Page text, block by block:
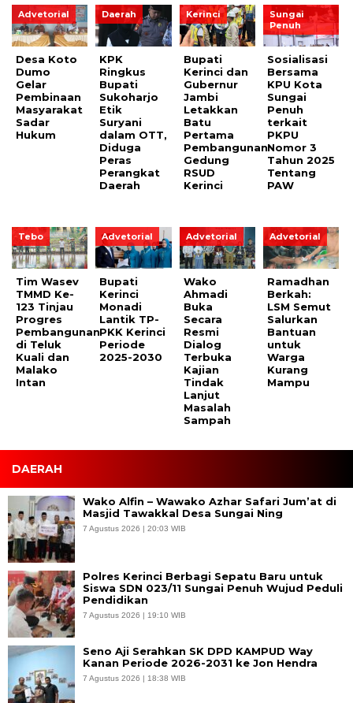
Advetorial
Desa Koto
Dumo
Gelar
Pembinaan
Masyarakat
Sadar
Hukum
Daerah
KPK
Ringkus
Bupati
Sukoharjo
Etik
Suryani
dalam OTT,
Diduga
Peras
Perangkat
Daerah
Kerinci
Bupati
Kerinci dan
Gubernur
Jambi
Letakkan
Batu
Pertama
Pembangunan
Gedung
RSUD
Kerinci
Sungai
Penuh
Sosialisasi
Bersama
KPU Kota
Sungai
Penuh
terkait
PKPU
Nomor 3
Tahun 2025
Tentang
PAW
Tebo
Tim Wasev
TMMD Ke-
123 Tinjau
Progres
Pembangunan
di Teluk
Kuali dan
Malako
Intan
Advetorial
Bupati
Kerinci
Monadi
Lantik TP-
PKK Kerinci
Periode
2025-2030
Advetorial
Wako
Ahmadi
Buka
Secara
Resmi
Dialog
Terbuka
Kajian
Tindak
Lanjut
Masalah
Sampah
Advetorial
Ramadhan
Berkah:
LSM Semut
Salurkan
Bantuan
untuk
Warga
Kurang
Mampu
DAERAH
Wako Alfin – Wawako Azhar Safari Jum’at di
Masjid Tawakkal Desa Sungai Ning
7 Agustus 2026 | 20:03 WIB
Polres Kerinci Berbagi Sepatu Baru untuk
Siswa SDN 023/11 Sungai Penuh Wujud Peduli
Pendidikan
7 Agustus 2026 | 19:10 WIB
Seno Aji Serahkan SK DPD KAMPUD Way
Kanan Periode 2026-2031 ke Jon Hendra
7 Agustus 2026 | 18:38 WIB